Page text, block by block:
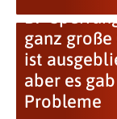
B7-
ganz große
ist
aber es gab
Probleme